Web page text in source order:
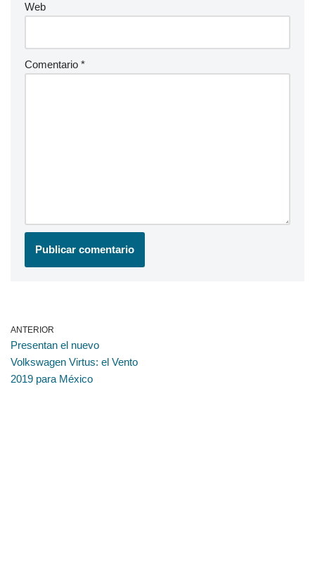
Web
Comentario *
ANTERIOR
Presentan el nuevo
Volkswagen Virtus: el Vento
2019 para México